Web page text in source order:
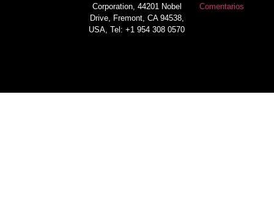
Corporation, 44201 Nobel
Drive, Fremont, CA 94538,
USA, Tel: +1 954 308 0570
Comentarios